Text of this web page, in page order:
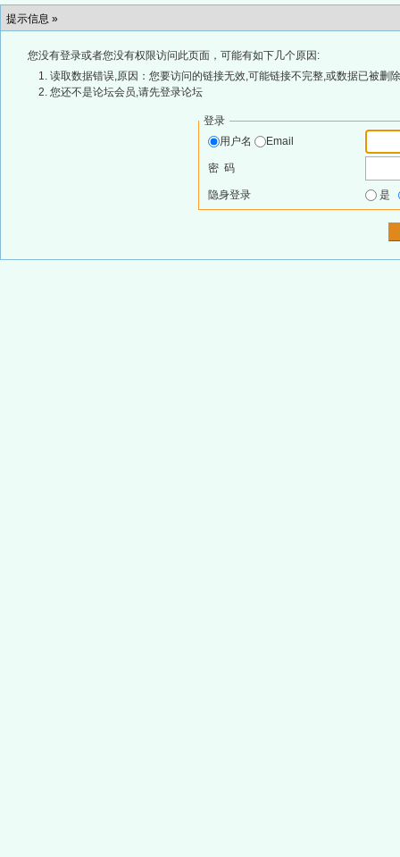
提示信息 »
您没有登录或者您没有权限访问此页面，可能有如下几个原因:
读取数据错误,原因：您要访问的链接无效,可能链接不完整,或数据已被删
您还不是论坛会员,请先登录论坛
登录
用户名
Email
密 码
隐身登录 是